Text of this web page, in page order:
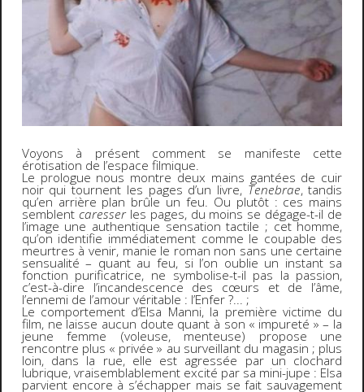
Voyons à présent comment se manifeste cette
érotisation de l’espace filmique.
Le prologue nous montre deux mains gantées de cuir
noir qui tournent les pages d’un livre, Tenebrae, tandis
qu’en arrière plan brûle un feu. Ou plutôt : ces mains
semblent caresser les pages, du moins se dégage-t-il de
l’image une authentique sensation tactile ; cet homme,
qu’on identifie immédiatement comme le coupable des
meurtres à venir, manie le roman non sans une certaine
sensualité – quant au feu, si l’on oublie un instant sa
fonction purificatrice, ne symbolise-t-il pas la passion,
c’est-à-dire l’incandescence des cœurs et de l’âme,
l’ennemi de l’amour véritable : l’Enfer ?... ;
Le comportement d’Elsa Manni, la première victime du
film, ne laisse aucun doute quant à son « impureté » – la
jeune femme (voleuse, menteuse) propose une
rencontre plus « privée » au surveillant du magasin ; plus
loin, dans la rue, elle est agressée par un clochard
lubrique, vraisemblablement excité par sa mini-jupe : Elsa
parvient encore à s’échapper mais se fait sauvagement